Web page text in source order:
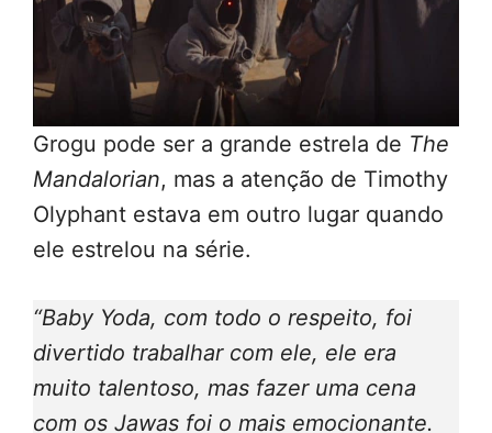
Grogu pode ser a grande estrela de The
Mandalorian, mas a atenção de Timothy
Olyphant estava em outro lugar quando
ele estrelou na série.
“Baby Yoda, com todo o respeito, foi
divertido trabalhar com ele, ele era
muito talentoso, mas fazer uma cena
com os Jawas foi o mais emocionante.